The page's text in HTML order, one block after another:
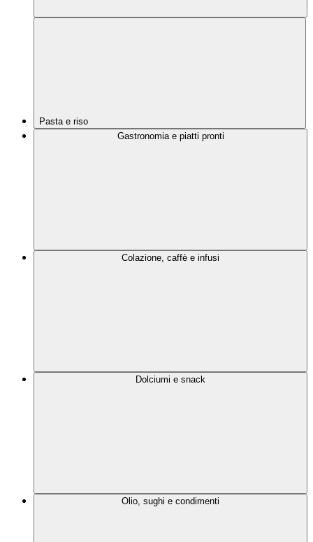
Pasta e riso
Gastronomia e piatti pronti
Colazione, caffè e infusi
Dolciumi e snack
Olio, sughi e condimenti